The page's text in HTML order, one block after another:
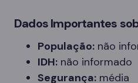
Dados Importantes
População: não
IDH: não informado
Segurança: média